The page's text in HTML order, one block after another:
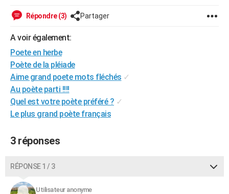
BONS PLANS
CARTE DE VOEUX
Carte de Noël
Carte Bonne année
Carte Saint-Valentin
Carte Pâques
Carte d'anniversaire
DICTIONNAIRE
Dictionnaire
Biographies
Citations
Expressions
Proverbes
PROGRAMME TV
COPAINS D'AVANT
S'inscrire
Se connecter
Lycées
Collèges
Primaires
Universités
Entreprises
Service militaire
Avis de recherche
AVIS DE DÉCÈS
FORUM
Répondre (3) Partager
A voir également:
Poete en herbe
Poète de la pléiade
Aime grand poete mots fléchés ✓
Au poète parti !!!!
Quel est votre poète préféré ? ✓
Le plus grand poète français
3 réponses
RÉPONSE 1 / 3
Utilisateur anonyme